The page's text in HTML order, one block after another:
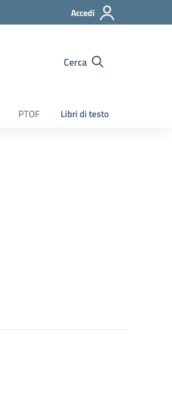
Accedi
Cerca
PTOF Libri di testo